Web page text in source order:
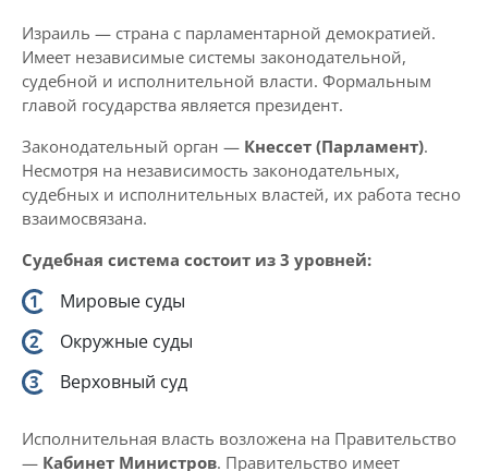
Израиль — страна с парламентарной демократией.
Имеет независимые системы законодательной,
судебной и исполнительной власти. Формальным
главой государства является президент.
Законодательный орган — Кнессет (Парламент).
Несмотря на независимость законодательных,
судебных и исполнительных властей, их работа тесно
взаимосвязана.
Судебная система состоит из 3 уровней:
Мировые суды
Окружные суды
Верховный суд
Исполнительная власть возложена на Правительство
— Кабинет Министров. Правительство имеет